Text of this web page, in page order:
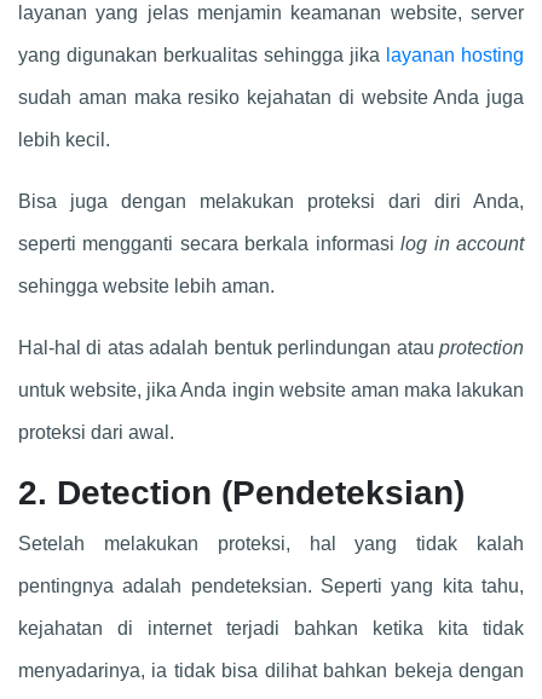
layanan yang jelas menjamin keamanan website, server
yang digunakan berkualitas sehingga jika layanan hosting
sudah aman maka resiko kejahatan di website Anda juga
lebih kecil.
Bisa juga dengan melakukan proteksi dari diri Anda,
seperti mengganti secara berkala informasilog in account
sehingga website lebih aman.
Hal-hal di atas adalah bentuk perlindungan atau protection
untuk website, jika Anda ingin website aman maka lakukan
proteksi dari awal.
2. Detection (Pendeteksian)
Setelah melakukan proteksi, hal yang tidak kalah
pentingnya adalah pendeteksian. Seperti yang kita tahu,
kejahatan di internet terjadi bahkan ketika kita tidak
menyadarinya, ia tidak bisa dilihat bahkan bekeja dengan